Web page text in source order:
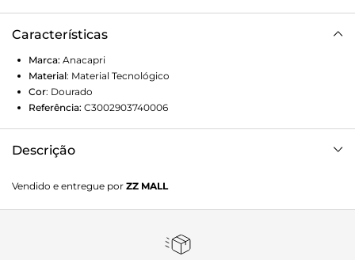
Características
Marca: Anacapri
Material: Material Tecnológico
Cor: Dourado
Referência: C3002903740006
Descrição
dourada. O modelo de bico fino possui solado rasteiro
emborrachado marrom, com leve saltinho traseiro. Feita
envernizado, traz fecho estilo slingback em tira elástica que
Vendido e entregue por ZZ MALL